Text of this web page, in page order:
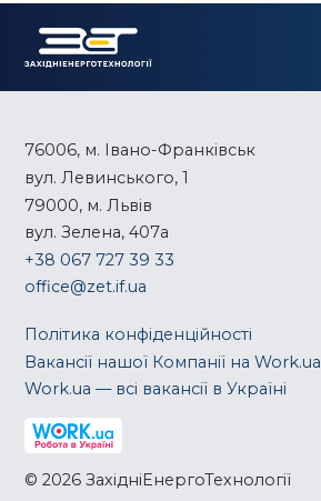
76006, м. Івано-Франківськ
вул. Левинського, 1
79000, м. Львів
вул. Зелена, 407а
+38 067 727 39 33
office@zet.if.ua
Політика конфіденційності
Вакансії нашої Компанії на Work.ua
Work.ua — всі вакансії в Україні
© 2026 ЗахідніЕнергоТехнології